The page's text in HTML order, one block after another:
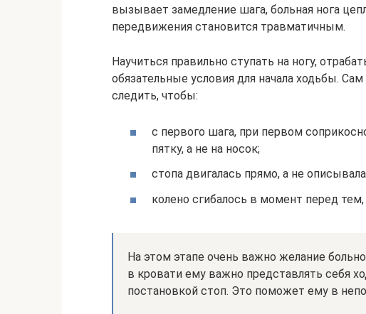
вызывает замедление шага, больная нога
передвижения становится травматичным.
Научиться правильно ступать на ногу,
обязательные условия для начала ходьбы.
следить, чтобы:
с первого шага, при первом
пятку, а не на носок;
стопа двигалась прямо, а не
колено сгибалось в момент перед тем,
На этом этапе очень важно желание
в кровати ему важно представлять себя
постановкой стоп. Это поможет ему в